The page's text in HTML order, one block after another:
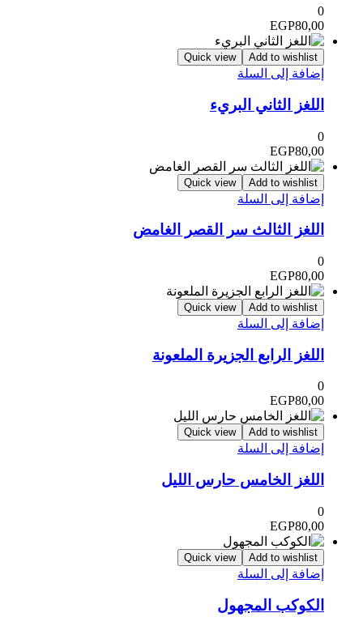
0
EGP80,00
Add to wishlist
Quick view
إضافة إلى السلة
اللغز الثاني البريء
0
EGP80,00
Add to wishlist
Quick view
إضافة إلى السلة
اللغز الثالث سر القصر الغامض
0
EGP80,00
Add to wishlist
Quick view
إضافة إلى السلة
اللغز الرابع الجزيرة الملعونة
0
EGP80,00
Add to wishlist
Quick view
إضافة إلى السلة
اللغز الخامس حارس الليل
0
EGP80,00
Add to wishlist
Quick view
إضافة إلى السلة
الكوكب المجهول